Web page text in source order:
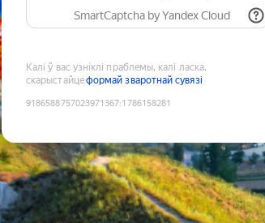
SmartCaptcha by Yandex Cloud
Калі ў вас узніклі праблемы, калі ласка,
скарыстайцеформай зваротнай сувязі
9186588757023971367:1786158281